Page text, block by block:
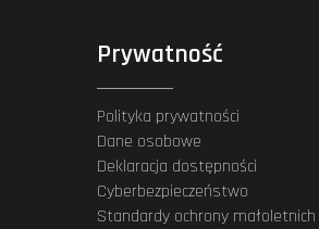
Prywatność
Polityka prywatności
Dane osobowe
Deklaracja dostępności
Cyberbezpieczeństwo
Standardy ochrony małoletnich